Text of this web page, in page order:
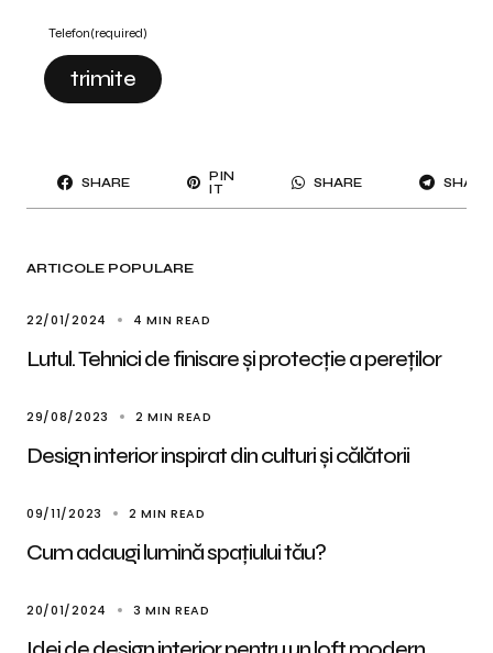
ARTICOLE POPULARE
22/01/2024 4 MIN READ
Lutul. Tehnici de finisare și protecție a pereților
29/08/2023 2 MIN READ
Design interior inspirat din culturi și călătorii
09/11/2023 2 MIN READ
Cum adaugi lumină spațiului tău?
20/01/2024 3 MIN READ
Telefon(required)
trimite
SHARE
PIN
IT
SHARE SHARE